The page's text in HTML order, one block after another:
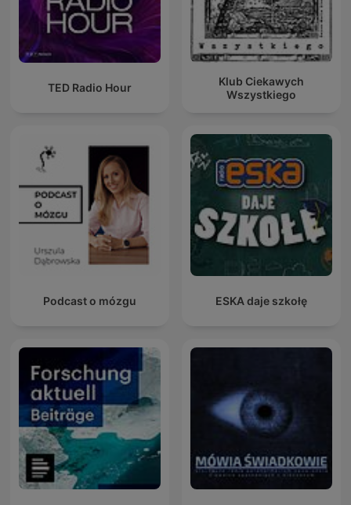
TED Radio Hour
Klub Ciekawych
Wszystkiego
Podcast o mózgu ESKA daje szkołę